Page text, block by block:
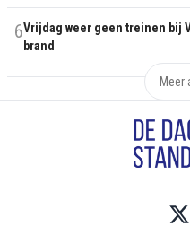
6Vrijdag weer geen treinen bij
brand
Meer